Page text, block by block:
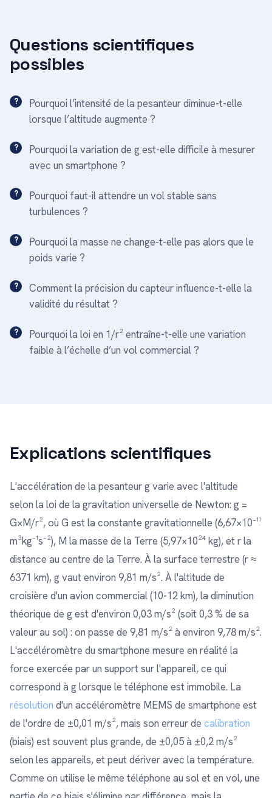
Questions scientifiques
possibles
Pourquoi l’intensité de la pesanteur diminue-t-elle
lorsque l’altitude augmente ?
Pourquoi la variation de g est-elle difficile à mesurer
avec un smartphone ?
Pourquoi faut-il attendre un vol stable sans
turbulences ?
Pourquoi la masse ne change-t-elle pas alors que le
poids varie ?
Comment la précision du capteur influence-t-elle la
validité du résultat ?
Pourquoi la loi en 1/r² entraîne-t-elle une variation
faible à l’échelle d’un vol commercial ?
Explications scientifiques
L'accélération de la pesanteur g varie avec l'altitude
selon la loi de la gravitation universelle de Newton: g =
G×M/r², où G est la constante gravitationnelle (6,67×10⁻¹¹
m³kg⁻¹s⁻²), M la masse de la Terre (5,97×10²⁴ kg), et r la
distance au centre de la Terre. À la surface terrestre (r ≈
6371 km), g vaut environ 9,81 m/s². À l'altitude de
croisière d'un avion commercial (10-12 km), la diminution
théorique de g est d'environ 0,03 m/s² (soit 0,3 % de sa
valeur au sol) : on passe de 9,81 m/s² à environ 9,78 m/s².
L'accéléromètre du smartphone mesure en réalité la
force exercée par un support sur l'appareil, ce qui
correspond à g lorsque le téléphone est immobile. La
résolution d'un accéléromètre MEMS de smartphone est
de l'ordre de ±0,01 m/s², mais son erreur de calibration
(biais) est souvent plus grande, de ±0,05 à ±0,2 m/s²
selon les appareils, et peut dériver avec la température.
Comme on utilise le même téléphone au sol et en vol, une